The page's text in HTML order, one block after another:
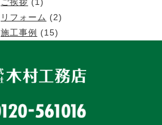
リフォーム (2)
施工事例
(15)